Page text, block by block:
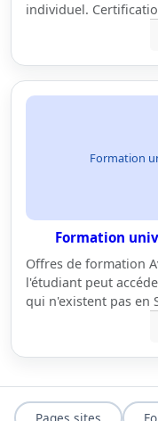
individuel.
Formation
Formation
Offres de formation
l'étudiant peut
qui n'existent pas en
Pages sites